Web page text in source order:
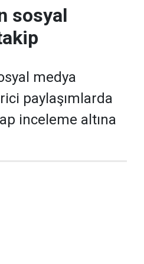
sosyal
medya
paylaşımlarda
inceleme altına